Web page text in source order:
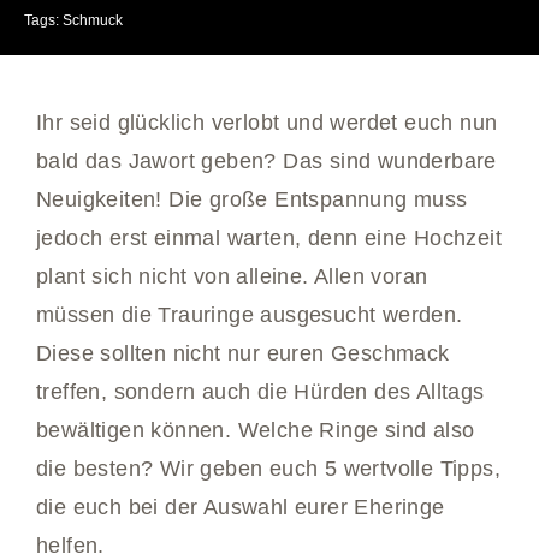
Tags: Schmuck
Ihr seid glücklich verlobt und werdet euch nun
bald das Jawort geben? Das sind wunderbare
Neuigkeiten! Die große Entspannung muss
jedoch erst einmal warten, denn eine Hochzeit
plant sich nicht von alleine. Allen voran
müssen die Trauringe ausgesucht werden.
Diese sollten nicht nur euren Geschmack
treffen, sondern auch die Hürden des Alltags
bewältigen können. Welche Ringe sind also
die besten? Wir geben euch 5 wertvolle Tipps,
die euch bei der Auswahl eurer Eheringe
helfen.